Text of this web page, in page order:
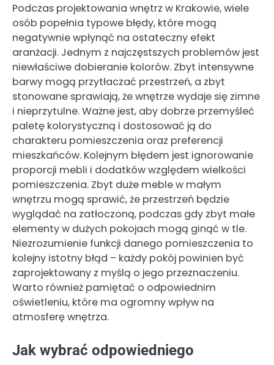
Podczas projektowania wnętrz w Krakowie, wiele
osób popełnia typowe błędy, które mogą
negatywnie wpłynąć na ostateczny efekt
aranżacji. Jednym z najczęstszych problemów jest
niewłaściwe dobieranie kolorów. Zbyt intensywne
barwy mogą przytłaczać przestrzeń, a zbyt
stonowane sprawiają, że wnętrze wydaje się zimne
i nieprzytulne. Ważne jest, aby dobrze przemyśleć
paletę kolorystyczną i dostosować ją do
charakteru pomieszczenia oraz preferencji
mieszkańców. Kolejnym błędem jest ignorowanie
proporcji mebli i dodatków względem wielkości
pomieszczenia. Zbyt duże meble w małym
wnętrzu mogą sprawić, że przestrzeń będzie
wyglądać na zatłoczoną, podczas gdy zbyt małe
elementy w dużych pokojach mogą ginąć w tle.
Niezrozumienie funkcji danego pomieszczenia to
kolejny istotny błąd – każdy pokój powinien być
zaprojektowany z myślą o jego przeznaczeniu.
Warto również pamiętać o odpowiednim
oświetleniu, które ma ogromny wpływ na
atmosferę wnętrza.
Jak wybrać odpowiedniego